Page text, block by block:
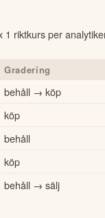
riktkurs per
Gradering
behåll → köp
köp
behåll
köp
behåll → sälj